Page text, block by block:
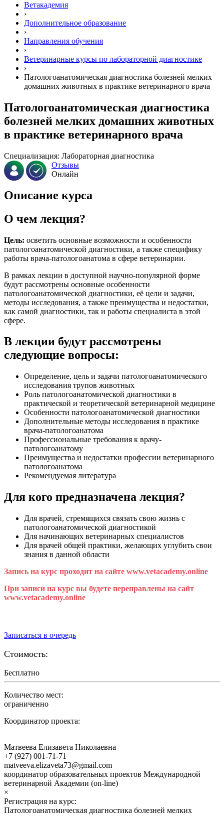
Ветакадемия
›
Дополнительное образование
›
Направления обучения
›
Ветеринарные курсы по лабораторной диагностике
›
Патологоанатомическая диагностика болезней мелких
домашних животных в практике ветеринарного врача
Патологоанатомическая диагностика
болезней мелких домашних животных
в практике ветеринарного врача
Специализация: Лабораторная диагностика
Отзывы
Онлайн
Описание курса
О чем лекция?
Цель: осветить основные возможности и особенности
патологоанатомической диагностики, а также специфику
работы врача-патологоанатома в сфере ветеринарии.
В рамках лекции в доступной научно-популярной форме
будут рассмотрены основные особенности
патологоанатомической диагностики, её цели и задачи,
методы исследования, а также преимущества и недостатки,
как самой диагностики, так и работы специалиста в этой
сфере.
В лекции будут рассмотрены
следующие вопросы:
Определение, цель и задачи патологоанатомического
исследования трупов животных
Роль патологоанатомической диагностики в
практической и теоретической ветеринарной медицине
Особенности патологоанатомической диагностики
Дополнительные методы исследования в практике
врача-патологоанатома
Профессиональные требования к врачу-
патологоанатому
Преимущества и недостатки профессии ветеринарного
патологоанатома
Рекомендуемая литература
Для кого предназначена лекция?
Для врачей, стремящихся связать свою жизнь с
патологоанатомической диагностикой
Для начинающих ветеринарных специалистов
Для врачей общей практики, желающих углубить свои
знания в данной области
Запись на курс проходит на сайте www.vetacademy.online
При записи на курс вы будете переправлены на сайт
www.vetacademy.online
Записаться в очередь
Стоимость:
Бесплатно
Количество мест:
ограниченно
Координатор проекта:
Матвеева Елизавета Николаевна
+7 (927) 001-71-71
matveeva.elizaveta73@gmail.com
координатор образовательных проектов Международной
ветеринарной Академии (on-line)
×
Регистрация на курс:
Патологоанатомическая диагностика болезней мелких